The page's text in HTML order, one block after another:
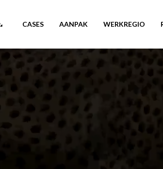
CASES AANPAK WERKREGIO